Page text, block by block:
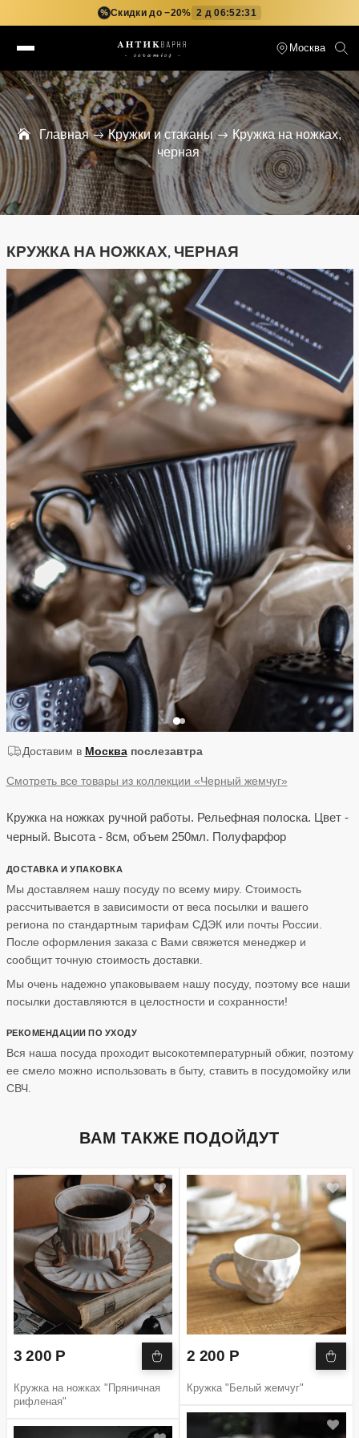
% Скидки до −20% 2 д 06:52:30
Москва
Главная Кружки и стаканы
Кружка на ножках,
черная
КРУЖКА НА НОЖКАХ, ЧЕРНАЯ
Доставим в Москва послезавтра
Смотреть все товары из коллекции «Черный жемчуг»
Кружка на ножках ручной работы. Рельефная полоска. Цвет -
черный. Высота - 8см, объем 250мл. Полуфарфор
ДОСТАВКА И УПАКОВКА
Мы доставляем нашу посуду по всему миру. Стоимость
рассчитывается в зависимости от веса посылки и вашего
региона по стандартным тарифам СДЭК или почты России.
После оформления заказа с Вами свяжется менеджер и
сообщит точную стоимость доставки.
Мы очень надежно упаковываем нашу посуду, поэтому все наши
посылки доставляются в целостности и сохранности!
РЕКОМЕНДАЦИИ ПО УХОДУ
Вся наша посуда проходит высокотемпературный обжиг, поэтому
ее смело можно использовать в быту, ставить в посудомойку или
СВЧ.
ВАМ ТАКЖЕ ПОДОЙДУТ
3 200 Р
Кружка на ножках "Пряничная
рифленая"
2 200 Р
Кружка "Белый жемчуг"